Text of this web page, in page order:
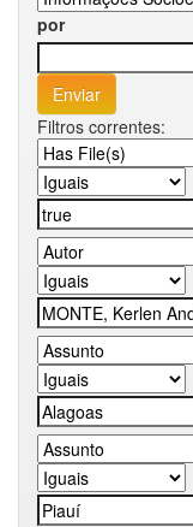
por
Filtros correntes: